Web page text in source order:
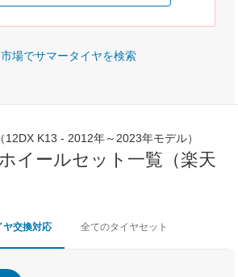
場でサマータイヤを検索
K13 - 2012年～2023年モデル）
イールセット一覧（楽天
交換対応 全てのタイヤセット